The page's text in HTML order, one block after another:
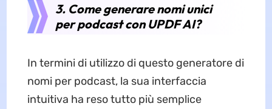
3. Come generare nomi unici
per podcast con UPDF AI?
In termini di utilizzo di questo generatore di
nomi per podcast, la sua interfaccia
intuitiva ha reso tutto più semplice